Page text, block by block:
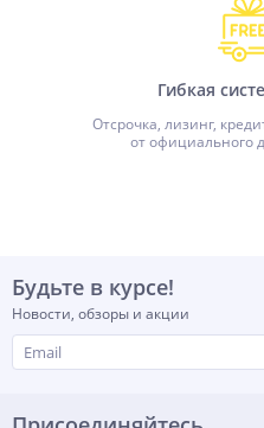
Гибкая
Отсрочка, лизинг,
от официального
Будьте в курсе!
Новости, обзоры и акции